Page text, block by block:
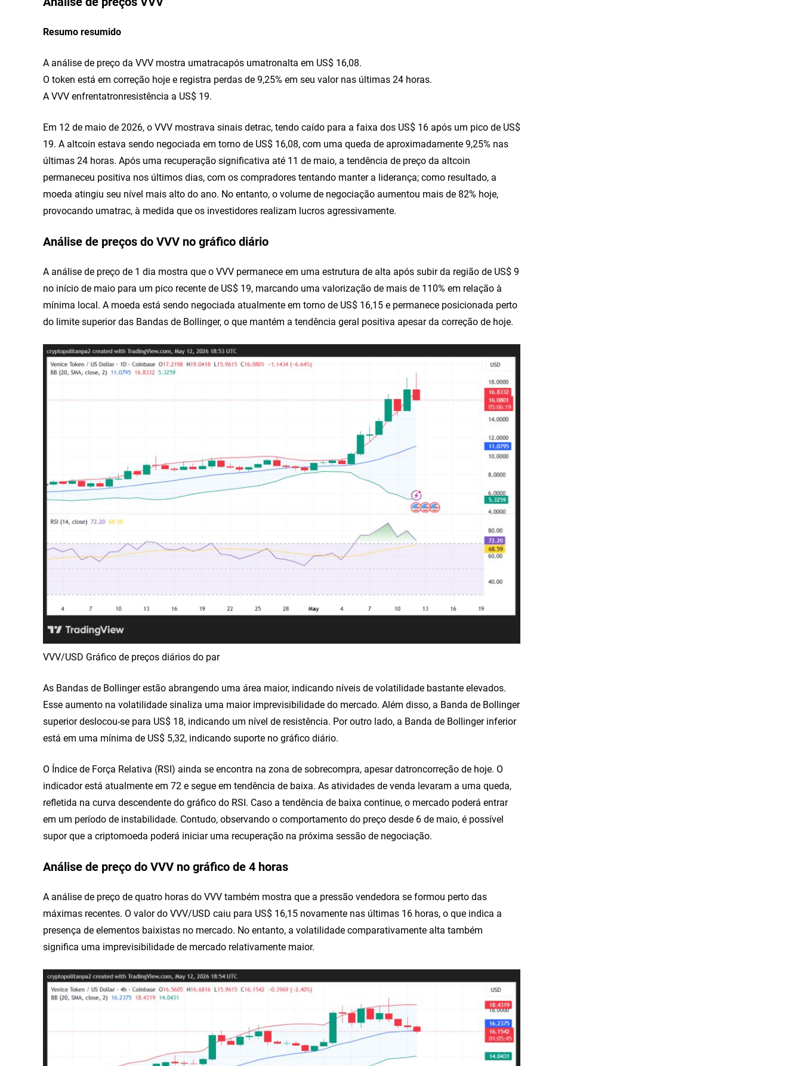
Resumo resumido
A análise de preço da VVV mostra umatracapós umatronalta em US$ 16,08.
O token está em correção hoje e registra perdas de 9,25% em seu valor nas últimas 24 horas.
A VVV enfrentatronresistência a US$ 19.
Em 12 de maio de 2026, o VVV mostrava sinais detrac, tendo caído para a faixa dos US$ 16 após um pico de US$
19. A altcoin estava sendo negociada em torno de US$ 16,08, com uma queda de aproximadamente 9,25% nas
últimas 24 horas. Após uma recuperação significativa até 11 de maio, a tendência de preço da altcoin
permaneceu positiva nos últimos dias, com os compradores tentando manter a liderança; como resultado, a
moeda atingiu seu nível mais alto do ano. No entanto, o volume de negociação aumentou mais de 82% hoje,
provocando umatrac, à medida que os investidores realizam lucros agressivamente.
Análise de preços do VVV no gráfico diário
A análise de preço de 1 dia mostra que o VVV permanece em uma estrutura de alta após subir da região de US$ 9
no início de maio para um pico recente de US$ 19, marcando uma valorização de mais de 110% em relação à
mínima local. A moeda está sendo negociada atualmente em torno de US$ 16,15 e permanece posicionada perto
do limite superior das Bandas de Bollinger, o que mantém a tendência geral positiva apesar da correção de hoje.
VVV/USD Gráfico de preços diários do par
As Bandas de Bollinger estão abrangendo uma área maior, indicando níveis de volatilidade bastante elevados.
Esse aumento na volatilidade sinaliza uma maior imprevisibilidade do mercado. Além disso, a Banda de Bollinger
superior deslocou-se para US$ 18, indicando um nível de resistência. Por outro lado, a Banda de Bollinger inferior
está em uma mínima de US$ 5,32, indicando suporte no gráfico diário.
O Índice de Força Relativa (RSI) ainda se encontra na zona de sobrecompra, apesar datroncorreção de hoje. O
indicador está atualmente em 72 e segue em tendência de baixa. As atividades de venda levaram a uma queda,
refletida na curva descendente do gráfico do RSI. Caso a tendência de baixa continue, o mercado poderá entrar
em um período de instabilidade. Contudo, observando o comportamento do preço desde 6 de maio, é possível
supor que a criptomoeda poderá iniciar uma recuperação na próxima sessão de negociação.
Análise de preço do VVV no gráfico de 4 horas
A análise de preço de quatro horas do VVV também mostra que a pressão vendedora se formou perto das
máximas recentes. O valor do VVV/USD caiu para US$ 16,15 novamente nas últimas 16 horas, o que indica a
presença de elementos baixistas no mercado. No entanto, a volatilidade comparativamente alta também
significa uma imprevisibilidade de mercado relativamente maior.